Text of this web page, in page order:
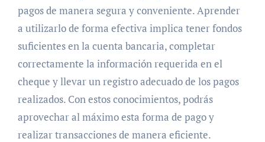
pagos de manera segura y conveniente. Aprender
a utilizarlo de forma efectiva implica tener fondos
suficientes en la cuenta bancaria, completar
correctamente la información requerida en el
cheque y llevar un registro adecuado de los pagos
realizados. Con estos conocimientos, podrás
aprovechar al máximo esta forma de pago y
realizar transacciones de manera eficiente.